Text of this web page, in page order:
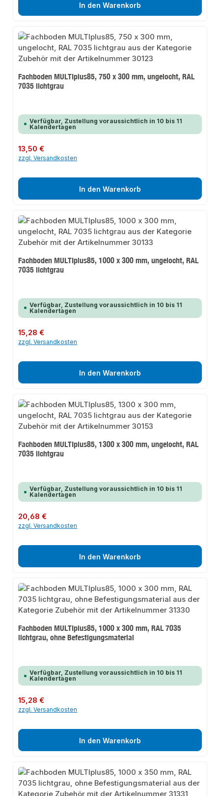
In den Warenkorb
Fachboden MULTIplus85, 750 x 300 mm, ungelocht, RAL
7035 lichtgrau
Verfügbar, Zustellung voraussichtlich in 10 bis 11
Kalendertagen
Regulärer Preis:
13,50 €
zzgl. Versandkosten
In den Warenkorb
Fachboden MULTIplus85, 1000 x 300 mm, ungelocht, RAL
7035 lichtgrau
Verfügbar, Zustellung voraussichtlich in 10 bis 11
Kalendertagen
Regulärer Preis:
15,28 €
zzgl. Versandkosten
In den Warenkorb
Fachboden MULTIplus85, 1300 x 300 mm, ungelocht, RAL
7035 lichtgrau
Verfügbar, Zustellung voraussichtlich in 10 bis 11
Kalendertagen
Regulärer Preis:
20,68 €
zzgl. Versandkosten
In den Warenkorb
Fachboden MULTIplus85, 1000 x 300 mm, RAL 7035
lichtgrau, ohne Befestigungsmaterial
Verfügbar, Zustellung voraussichtlich in 10 bis 11
Kalendertagen
Regulärer Preis:
15,28 €
zzgl. Versandkosten
In den Warenkorb